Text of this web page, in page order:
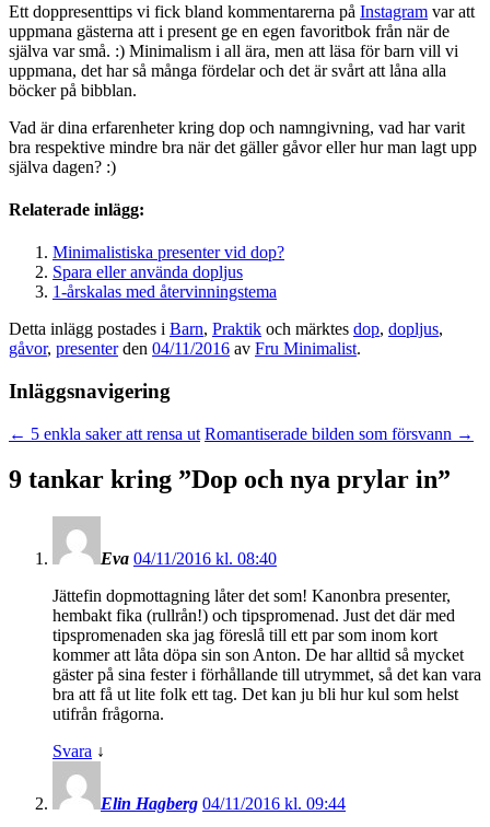
Ett doppresenttips vi fick bland kommentarerna på Instagram var att
uppmana gästerna att i present ge en egen favoritbok från när de
själva var små. :) Minimalism i all ära, men att läsa för barn vill vi
uppmana, det har så många fördelar och det är svårt att låna alla
böcker på bibblan.
Vad är dina erfarenheter kring dop och namngivning, vad har varit
bra respektive mindre bra när det gäller gåvor eller hur man lagt upp
själva dagen? :)
Relaterade inlägg:
Minimalistiska presenter vid dop?
Spara eller använda dopljus
1-årskalas med återvinningstema
Detta inlägg postades i Barn, Praktik och märktes dop, dopljus,
gåvor, presenterden 04/11/2016 av Fru Minimalist.
Inläggsnavigering
← 5 enkla saker att rensa ut Romantiserade bilden som försvann →
9 tankar kring ”Dop och nya prylar in”
Eva 04/11/2016 kl. 08:40
Jättefin dopmottagning låter det som! Kanonbra presenter,
hembakt fika (rullrån!) och tipspromenad. Just det där med
tipspromenaden ska jag föreslå till ett par som inom kort
kommer att låta döpa sin son Anton. De har alltid så mycket
gäster på sina fester i förhållande till utrymmet, så det kan vara
bra att få ut lite folk ett tag. Det kan ju bli hur kul som helst
utifrån frågorna.
Svara ↓
Elin Hagberg 04/11/2016 kl. 09:44